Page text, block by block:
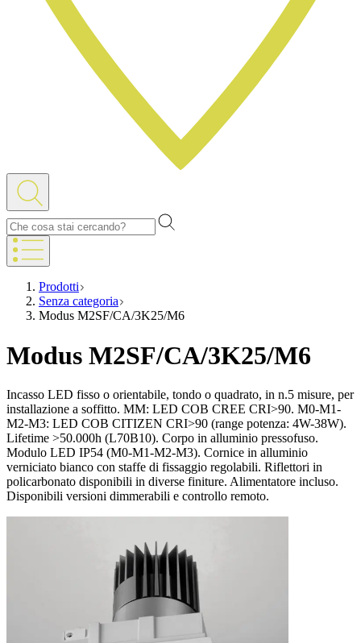
Prodotti
Senza categoria
Modus M2SF/CA/3K25/M6
Modus M2SF/CA/3K25/M6
Incasso LED fisso o orientabile, tondo o quadrato, in n.5 misure, per
installazione a soffitto. MM: LED COB CREE CRI>90. M0-M1-
M2-M3: LED COB CITIZEN CRI>90 (range potenza: 4W-38W).
Lifetime >50.000h (L70B10). Corpo in alluminio pressofuso.
Modulo LED IP54 (M0-M1-M2-M3). Cornice in alluminio
verniciato bianco con staffe di fissaggio regolabili. Riflettori in
policarbonato disponibili in diverse finiture. Alimentatore incluso.
Disponibili versioni dimmerabili e controllo remoto.